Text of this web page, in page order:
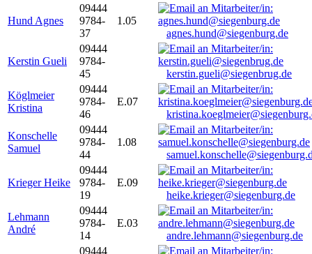
Hund Agnes
09444
9784-
37
1.05
agnes.hund@siegenburg.de
Kerstin Gueli
09444
9784-
45
kerstin.gueli@siegenbrug.de
Köglmeier
Kristina
09444
9784-
46
E.07
Konschelle
Samuel
09444
9784-
44
1.08
Krieger Heike
09444
9784-
19
E.09
heike.krieger@siegenburg.de
Lehmann
André
09444
9784-
14
E.03
andre.lehmann@siegenburg.de
09444